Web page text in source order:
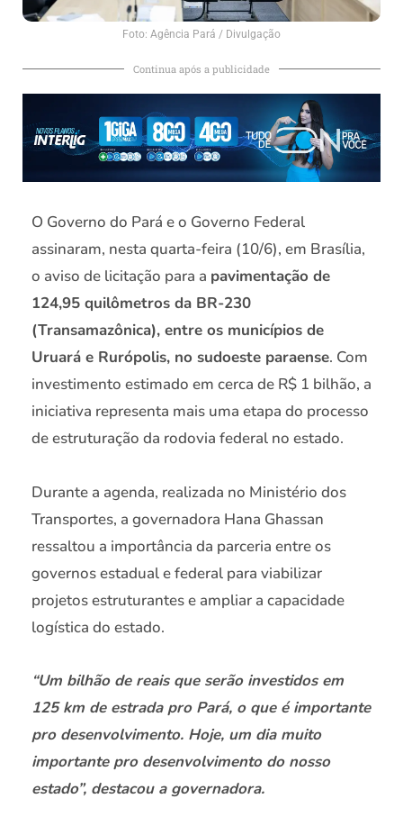
Foto: Agência Pará / Divulgação
Continua após a publicidade
O Governo do Pará e o Governo Federal
assinaram, nesta quarta-feira (10/6), em Brasília,
o aviso de licitação para a pavimentação de
124,95 quilômetros da BR-230
(Transamazônica), entre os municípios de
Uruará e Rurópolis, no sudoeste paraense. Com
investimento estimado em cerca de R$ 1 bilhão, a
iniciativa representa mais uma etapa do processo
de estruturação da rodovia federal no estado.
Durante a agenda, realizada no Ministério dos
Transportes, a governadora Hana Ghassan
ressaltou a importância da parceria entre os
governos estadual e federal para viabilizar
projetos estruturantes e ampliar a capacidade
logística do estado.
“Um bilhão de reais que serão investidos em
125 km de estrada pro Pará, o que é importante
pro desenvolvimento. Hoje, um dia muito
importante pro desenvolvimento do nosso
estado”, destacou a governadora.